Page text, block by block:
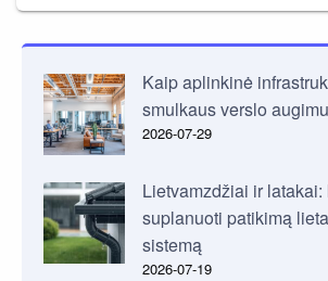
Kaip aplinkinė
smulkaus verslo
2026-07-29
Lietvamzdžiai ir latakai:
suplanuoti patikimą
sistemą
2026-07-19